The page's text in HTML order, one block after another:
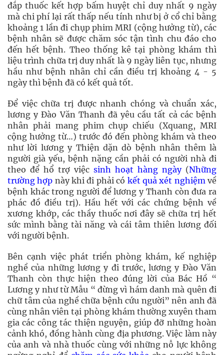
đắp thuốc kết hợp bấm huyệt chỉ duy nhất 9 ngày
mà chi phí lại rất thấp nếu tính như bị ở cổ chỉ bằng
khoảng 1 lần đi chụp phim MRI (cộng hưởng từ), các
bệnh nhân sẽ được chăm sóc tận tình chu đáo cho
đến hết bệnh. Theo thống kê tại phòng khám thì
liệu trình chữa trị duy nhất là 9 ngày liên tục, nhưng
hầu như bệnh nhân chỉ cần điều trị khoảng 4 - 5
ngày thì bệnh đã có kết quả tốt.
Để việc chữa trị được nhanh chóng và chuẩn xác,
lương y Đào Văn Thanh đã yêu cầu tất cả các bệnh
nhân phải mang phim chụp chiếu (Xquang, MRI
cộng hưởng từ…) trước đó đến phòng khám và theo
như lời lương y Thiện dặn dò bệnh nhân thêm là
người già yếu, bệnh nặng cần phải có người nhà đi
theo để hổ trợ việc sinh hoạt hàng ngày(Những
trường hợp này khi đi phải có kết quả xét nghiệmvề
bệnh khác trong người để lương y Thanh còn đưa ra
phác đồ điều trị). Hầu hết với các chứng bệnh về
xương khớp, các thầy thuốc nơi đây sẽ chữa trị hết
sức mình bằng tài năng và cái tâm thiên lương đối
với người bệnh.
Bên cạnh việc phát triển phòng khám, kế nghiệp
nghề của những lương y đi trước, lương y Đào Văn
Thanh còn thực hiện theo đúng lời của Bác Hồ “
Lương y như từ Mẫu “ đừng vì hám danh mà quên đi
chữ tâm của nghề chữa bệnh cứu người” nên anh đã
cùng nhân viên tại phòng khám thường xuyên tham
gia các công tác thiện nguyện, giúp đỡ những hoàn
cảnh khó, đồng hành cùng địa phương. Việc làm này
của anh và nhà thuốc cùng với những nỗ lực không